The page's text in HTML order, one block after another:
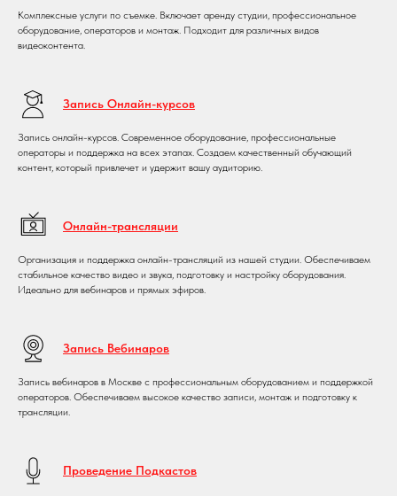
Комплексные услуги по съемке. Включает аренду студии, профессиональное
оборудование, операторов и монтаж. Подходит для различных видов
видеоконтента.
Запись Онлайн-курсов
Запись онлайн-курсов. Современное оборудование, профессиональные
операторы и поддержка на всех этапах. Создаем качественный обучающий
контент, который привлечет и удержит вашу аудиторию.
Онлайн-трансляции
Организация и поддержка онлайн-трансляций из нашей студии. Обеспечиваем
стабильное качество видео и звука, подготовку и настройку оборудования.
Идеально для вебинаров и прямых эфиров.
Запись Вебинаров
Запись вебинаров в Москве с профессиональным оборудованием и поддержкой
операторов. Обеспечиваем высокое качество записи, монтаж и подготовку к
трансляции.
Проведение Подкастов